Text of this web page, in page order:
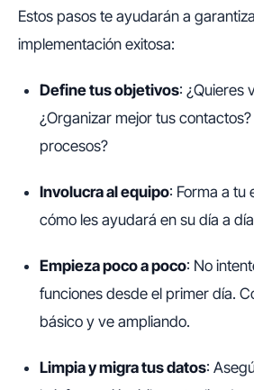
Estos pasos te ayudarán a
implementación exitosa:
Define tus objetivos: ¿Quieres
¿Organizar mejor tus
procesos?
Involucra al equipo: Forma a tu
cómo les ayudará en su día a
Empieza poco a poco: No
funciones desde el primer día.
básico y ve ampliando.
Limpia y migra tus datos: